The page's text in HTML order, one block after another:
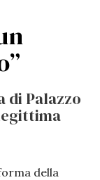
di Palazzo
della